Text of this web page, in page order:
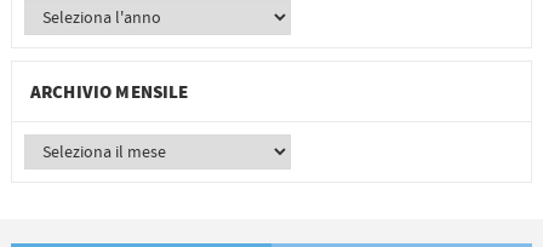
ARCHIVIO MENSILE